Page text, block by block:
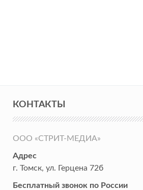
КОНТАКТЫ
ООО «СТРИТ-МЕДИА»
Адрес
г. Томск, ул. Герцена 72б
Бесплатный звонок по России